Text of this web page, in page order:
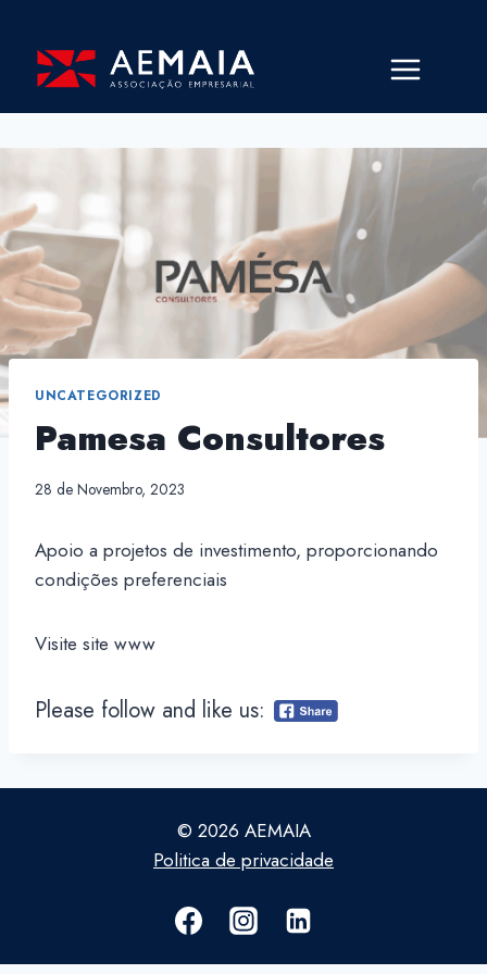
content
UNCATEGORIZED
Pamesa Consultores
28 de Novembro, 2023
Apoio a projetos de investimento, proporcionando
condições preferenciais
Visite site www
Please follow and like us:
© 2026 AEMAIA
Politica de privacidade